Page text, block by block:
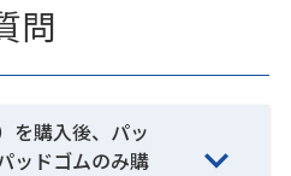
問
を購入後、パッ
ッドゴムのみ購